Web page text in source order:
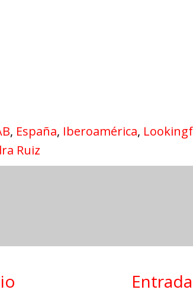
, España, Iberoamérica,
Ruiz